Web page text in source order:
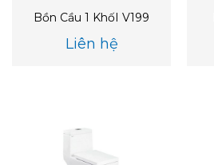
Bồn Cầu 1 KhốI V199
Liên hệ